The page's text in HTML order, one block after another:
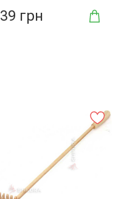
39 грн